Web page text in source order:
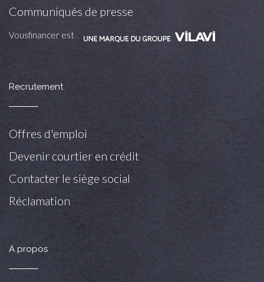
Communiqués de presse
Vousfinancer est
Recrutement
Offres d'emploi
Devenir courtier en crédit
Contacter le siège social
Réclamation
A propos